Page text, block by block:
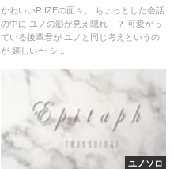
ョウタロぉ〜
かわいいRIIZEの面々、 ちょっとした会話
の中に ユノの影が見え隠れ！？ 可愛がっ
ている後輩君が ユノと同じ考えというの
が 嬉しい〜 シ...
ユノソロ